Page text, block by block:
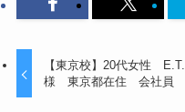
【東京校】20代女性 E.T.
様 東京都在住 会社員